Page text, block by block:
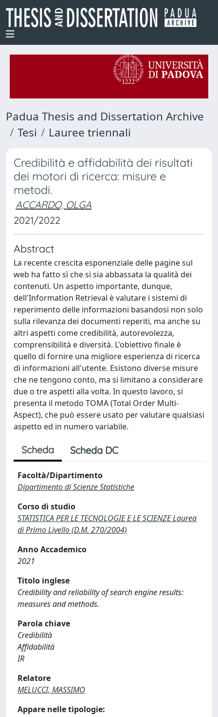
Padua Thesis and Dissertation Archive
Tesi
Lauree triennali
Credibilità e affidabilità dei risultati
dei motori di ricerca: misure e
metodi.
ACCARDO, OLGA
2021/2022
Abstract
La recente crescita esponenziale delle pagine sul
web ha fatto sì che si sia abbassata la qualità dei
contenuti. Un aspetto importante, dunque,
dell'Information Retrieval è valutare i sistemi di
reperimento delle informazioni basandosi non solo
sulla rilevanza dei documenti reperiti, ma anche su
altri aspetti come credibilità, autorevolezza,
comprensibilità e diversità. L'obiettivo finale è
quello di fornire una migliore esperienza di ricerca
di informazioni all'utente. Esistono diverse misure
che ne tengono conto, ma si limitano a considerare
due o tre aspetti alla volta. In questo lavoro, si
presenta il metodo TOMA (Total Order Multi-
Aspect), che può essere usato per valutare qualsiasi
aspetto ed in numero variabile.
Scheda Scheda DC
Facoltà/Dipartimento
Dipartimento di Scienze Statistiche
Corso di studio
STATISTICA PER LE TECNOLOGIE E LE SCIENZE Laurea
di Primo Livello (D.M. 270/2004)
Anno Accademico
2021
Titolo inglese
Credibility and reliability of search engine results:
measures and methods.
Parola chiave
Credibilità
Affidabilità
IR
Relatore
MELUCCI, MASSIMO
Appare nelle tipologie: